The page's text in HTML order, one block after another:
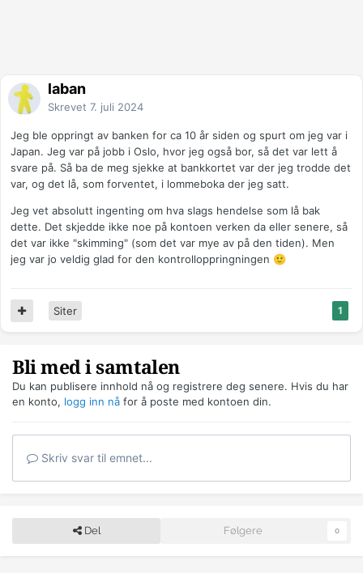
laban
Skrevet 7. juli 2024
Jeg ble oppringt av banken for ca 10 år siden og spurt om jeg var i
Japan. Jeg var på jobb i Oslo, hvor jeg også bor, så det var lett å
svare på. Så ba de meg sjekke at bankkortet var der jeg trodde det
var, og det lå, som forventet, i lommeboka der jeg satt.
Jeg vet absolutt ingenting om hva slags hendelse som lå bak
dette. Det skjedde ikke noe på kontoen verken da eller senere, så
det var ikke "skimming" (som det var mye av på den tiden). Men
jeg var jo veldig glad for den kontrolloppringningen 🙂
1
Siter
Bli med i samtalen
Du kan publisere innhold nå og registrere deg senere. Hvis du har
en konto, logg inn nå for å poste med kontoen din.
Skriv svar til emnet...
Del Følgere 0